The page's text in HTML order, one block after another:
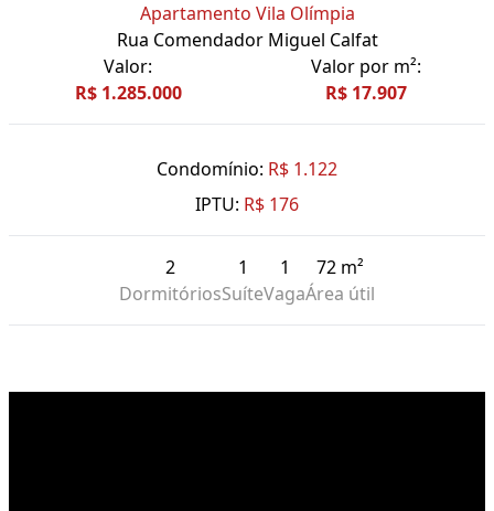
Apartamento Vila Olímpia
Rua Comendador Miguel Calfat
Valor:
R$ 1.285.000
Valor por m²:
R$ 17.907
Condomínio: R$ 1.122
IPTU: R$ 176
2
Dormitórios
1
Suíte
1
Vaga
72 m²
Área útil